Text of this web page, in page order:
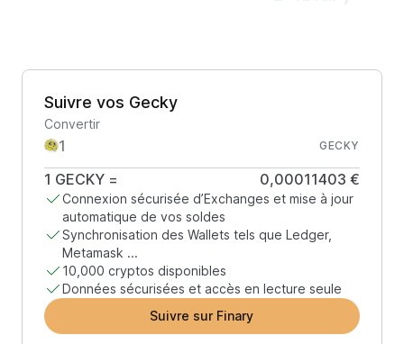
Suivre vos Gecky
Convertir
GECKY
1 GECKY = 0,00011403 €
Connexion sécurisée d’Exchanges et mise à jour
automatique de vos soldes
Synchronisation des Wallets tels que Ledger,
Metamask ...
10,000 cryptos disponibles
Données sécurisées et accès en lecture seule
Suivre sur Finary